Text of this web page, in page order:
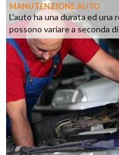
MANUTENZIONE AUTO
L'auto ha una durata ed una
possono variare a seconda